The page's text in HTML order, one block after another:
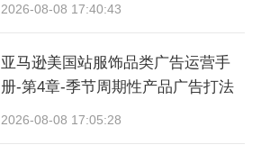
2026-08-08 17:40:43
亚马逊美国站服饰品类广告运营手
册-第4章-季节周期性产品广告打法
2026-08-08 17:05:28